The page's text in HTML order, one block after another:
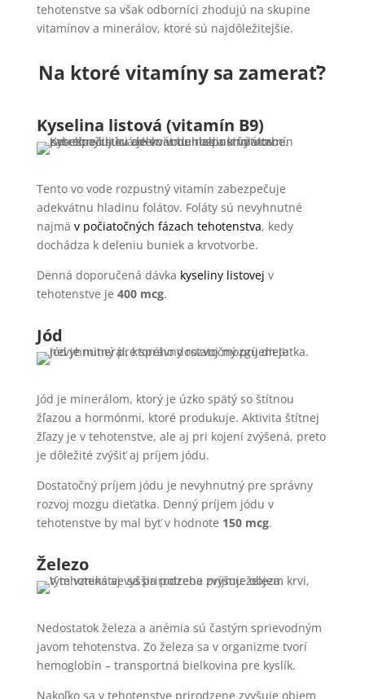
tehotenstve sa však odborníci zhodujú na skupine
vitamínov a minerálov, ktoré sú najdôležitejšie.
Na ktoré vitamíny sa zamerať?
Kyselina listová (vitamín B9)
Tento vo vode rozpustný vitamín zabezpečuje
adekvátnu hladinu folátov. Foláty sú nevyhnutné
najmä v počiatočných fázach tehotenstva, kedy
dochádza k deleniu buniek a krvotvorbe.
Denná doporučená dávka kyseliny listovej v
tehotenstve je 400 mcg.
Jód je minerálom, ktorý je úzko spätý so štítnou
žľazou a hormónmi, ktoré produkuje. Aktivita štítnej
žľazy je v tehotenstve, ale aj pri kojení zvýšená, preto
je dôležité zvýšiť aj príjem jódu.
Dostatočný príjem jódu je nevyhnutný pre správny
rozvoj mozgu dieťatka. Denný príjem jódu v
tehotenstve by mal byť v hodnote 150 mcg.
Jód
Železo
Nedostatok železa a anémia sú častým sprievodným
javom tehotenstva. Zo železa sa v organizme tvorí
hemoglobín – transportná bielkovina pre kyslík.
Nakoľko sa v tehotenstve prirodzene zvyšuje objem